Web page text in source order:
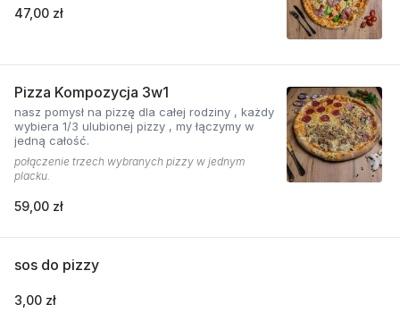
47,00 zł
Pizza Kompozycja 3w1
nasz pomysł na pizzę dla całej rodziny , każdy
wybiera 1/3 ulubionej pizzy , my łączymy w
jedną całość.
połączenie trzech wybranych pizzy w jednym
placku.
59,00 zł
sos do pizzy
3,00 zł